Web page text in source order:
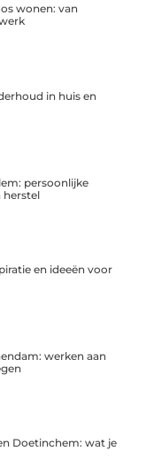
wonen: van
in huis en
persoonlijke
herstel
en ideeën voor
werken aan
Doetinchem: wat je